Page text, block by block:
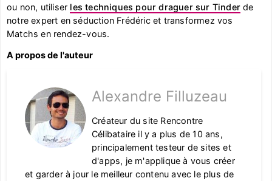
ou non, utiliser les techniques pour draguer sur Tinder de
notre expert en séduction Frédéric et transformez vos
Matchs en rendez-vous.
A propos de l'auteur
Alexandre Filluzeau
Créateur du site Rencontre
Célibataire il y a plus de 10 ans,
principalement testeur de sites et
d'apps, je m'applique à vous créer
et garder à jour le meilleur contenu avec le plus de